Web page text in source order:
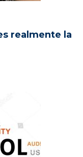
realmente la